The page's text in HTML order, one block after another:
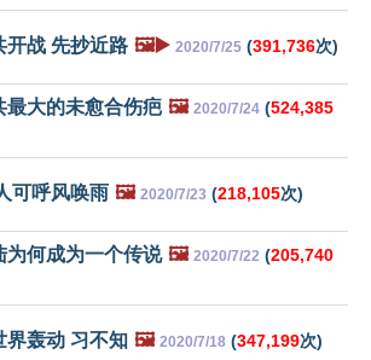
开战 先抄近路 🖼️▶️ 2020/7/25 (391,736次)
最大的未愈合伤疤 🖼️ 2020/7/24 (524,385
可呼风唤雨 🖼️ 2020/7/23 (218,105次)
为何成为一个传说 🖼️ 2020/7/22 (205,740
界轰动 习不知 🖼️ 2020/7/18 (347,199次)